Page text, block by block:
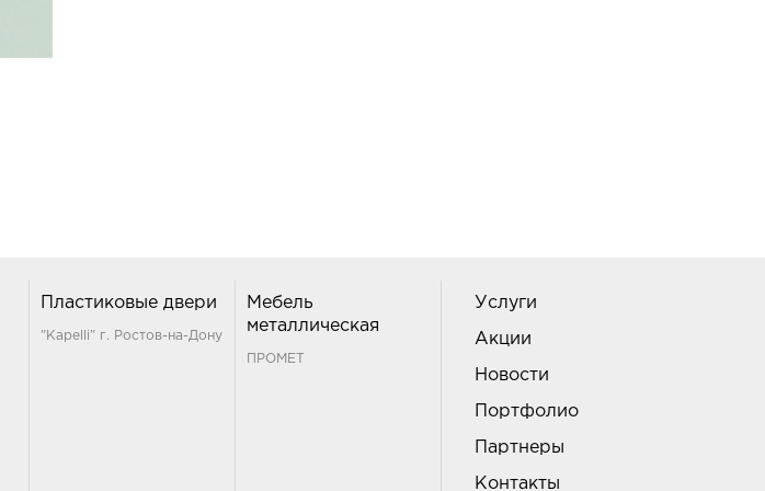
Пластиковые двери
"Kapelli" г. Ростов-на-Дону
Мебель
металлическая
ПРОМЕТ
Услуги
Акции
Новости
Портфолио
Партнеры
Контакты